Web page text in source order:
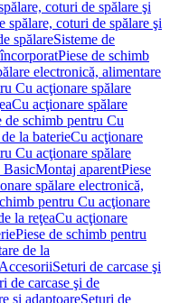
coturi de spălare şi
spălare, coturi de spălare şi
spălareSisteme de
Piese de schimb
electronică, alimentare
Cu acţionare spălare
Cu acţionare spălare
de schimb pentru Cu
la baterieCu acţionare
Cu acţionare spălare
BasicMontaj aparentPiese
spălare electronică,
pentru Cu acţionare
la reţeaCu acţionare
Piese de schimb pentru
de la
Seturi de carcase şi
de carcase şi de
şi adaptoareSeturi de